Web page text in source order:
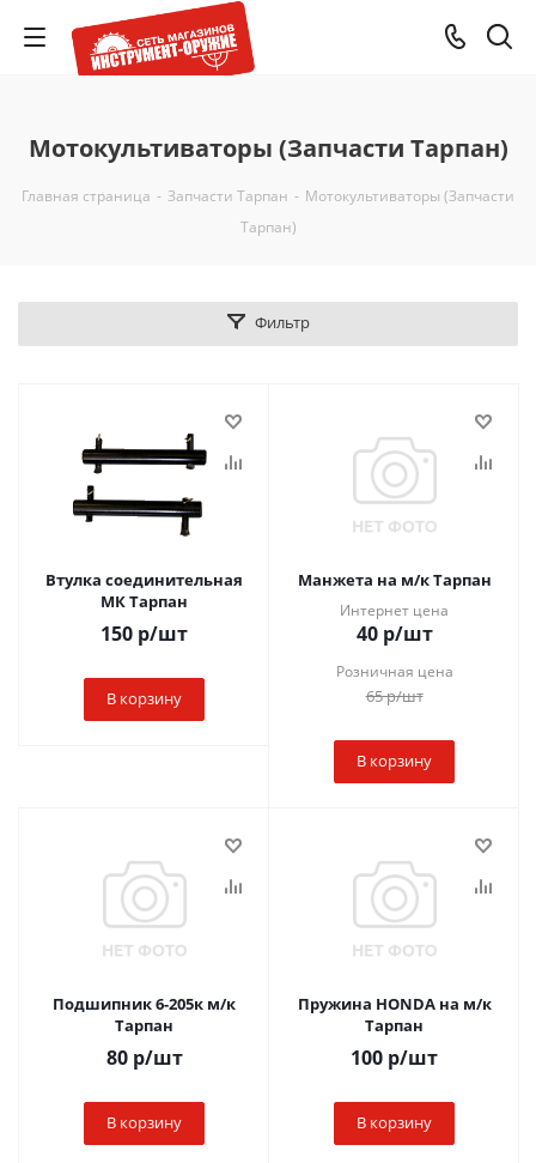
Мотокультиваторы (Запчасти Тарпан)
Главная страница - Запчасти Тарпан - Мотокультиваторы (Запчасти
Тарпан)
Фильтр
Втулка соединительная
МК Тарпан
150 р/шт
В корзину
Манжета на м/к Тарпан
Интернет цена
40р/шт
Розничная цена
65р/шт
В корзину
Подшипник 6-205к м/к
Тарпан
80р/шт
В корзину
Пружина HONDA на м/к
Тарпан
100 р/шт
В корзину